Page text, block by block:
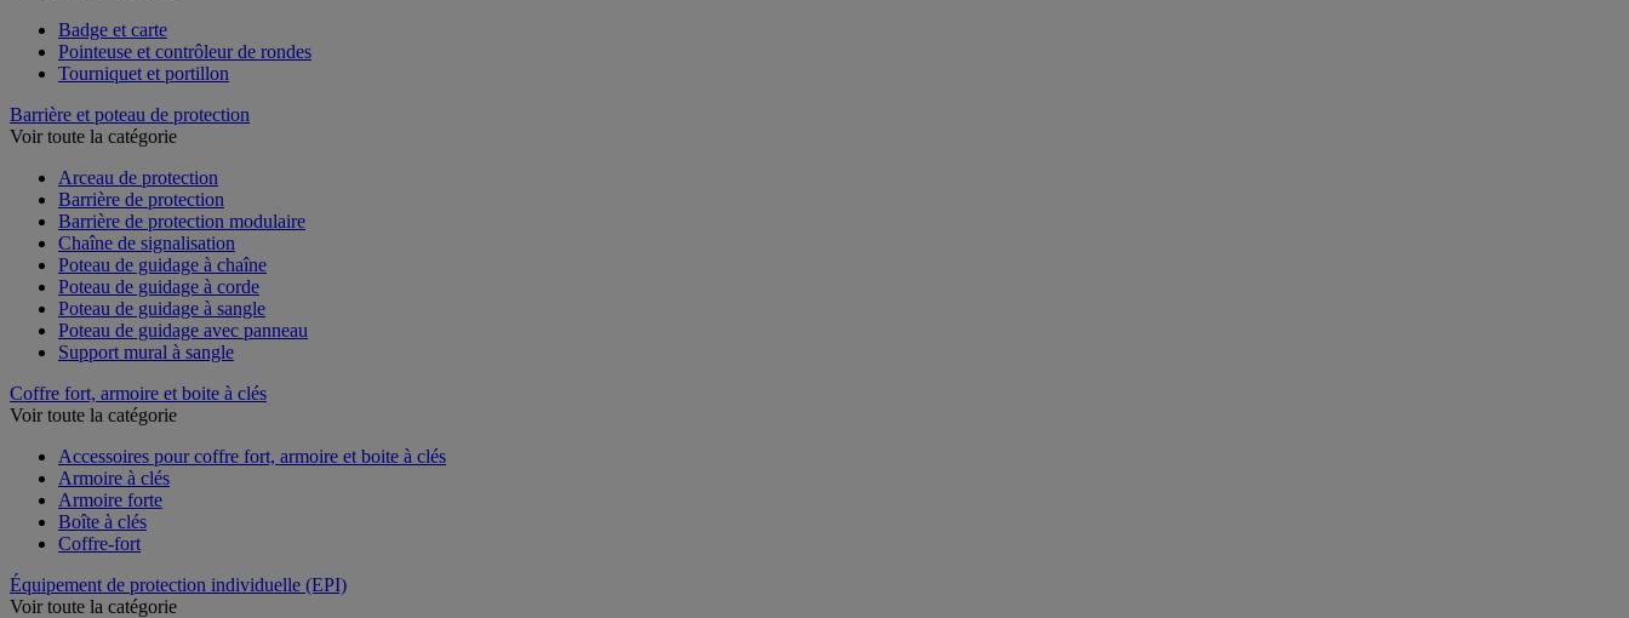
Badge et carte
Pointeuse et contrôleur de rondes
Tourniquet et portillon
Barrière et poteau de protection
Voir toute la catégorie
Arceau de protection
Barrière de protection
Barrière de protection modulaire
Chaîne de signalisation
Poteau de guidage à chaîne
Poteau de guidage à corde
Poteau de guidage à sangle
Poteau de guidage avec panneau
Support mural à sangle
Coffre fort, armoire et boite à clés
Voir toute la catégorie
Accessoires pour coffre fort, armoire et boite à clés
Armoire à clés
Armoire forte
Boîte à clés
Coffre-fort
Équipement de protection individuelle (EPI)
Voir toute la catégorie